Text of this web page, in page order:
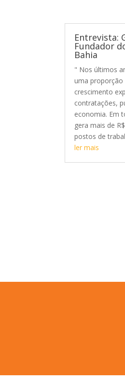
Entrevista:
Fundador
Bahia
" Nos últimos
uma
crescimento
contratações,
economia. Em
gera mais de
postos de
ler mais